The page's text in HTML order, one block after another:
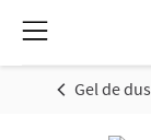
Gel de dus